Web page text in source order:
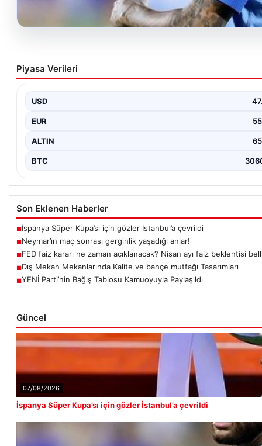
Neymar’ın maç sonrası gerginlik yaşadığı
Piyasa Verileri
USD
EUR
ALTIN
BTC
Son Eklenen Haberler
■İspanya Süper Kupa’sı için gözler İstanbul’a çevrildi
■Neymar’ın maç sonrası gerginlik yaşadığı anlar!
■FED faiz kararı ne zaman açıklanacak? Nisan ayı faiz beklentisi
■Dış Mekan Mekanlarında Kalite ve bahçe mutfağı Tasarımları
■YENİ Parti’nin Bağış Tablosu Kamuoyuyla Paylaşıldı
Güncel
07/08/2026
İspanya Süper Kupa’sı için gözler İstanbul’a çevrildi